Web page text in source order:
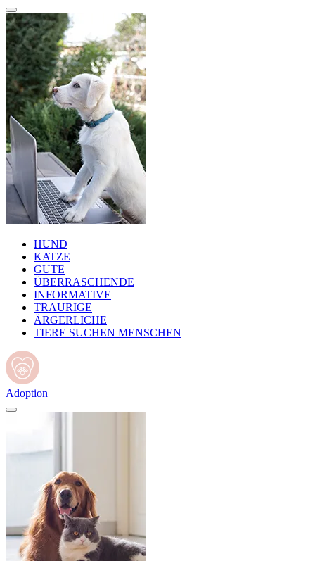
HUND
KATZE
GUTE
ÜBERRASCHENDE
INFORMATIVE
TRAURIGE
ÄRGERLICHE
TIERE SUCHEN MENSCHEN
Adoption